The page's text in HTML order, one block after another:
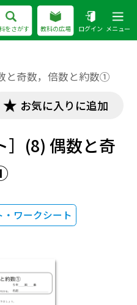
をさがす 教科の広場 ログイン メニュー
と奇数，倍数と約数①
お気に入りに追加
］(8) 偶数と奇
ワークシート